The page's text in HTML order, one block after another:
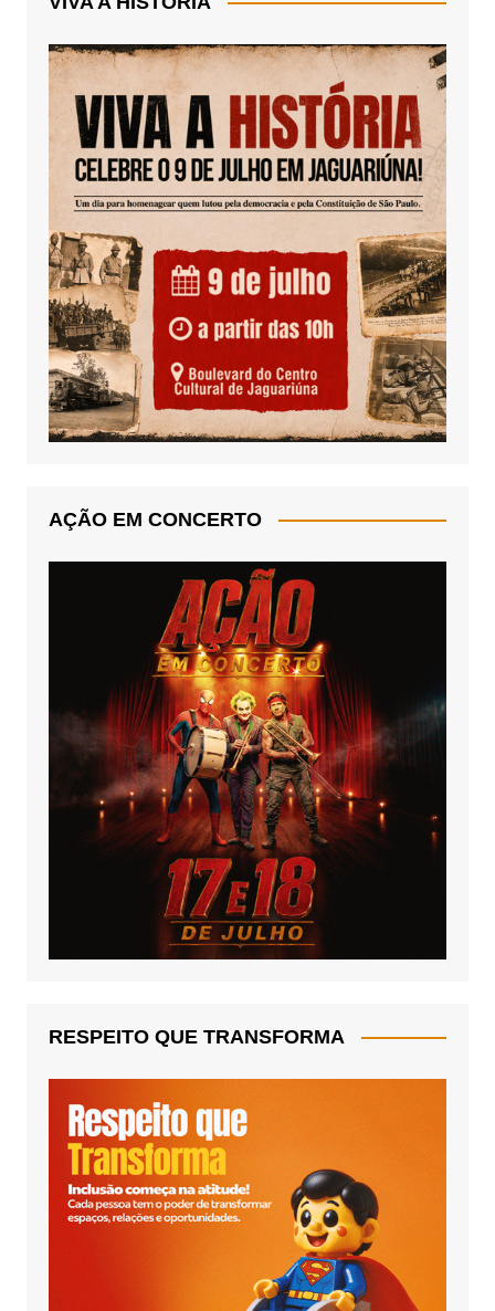
AÇÃO EM CONCERTO
RESPEITO QUE TRANSFORMA